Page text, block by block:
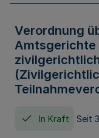
Verordnung
Amtsgerichte
In Kraft Seit